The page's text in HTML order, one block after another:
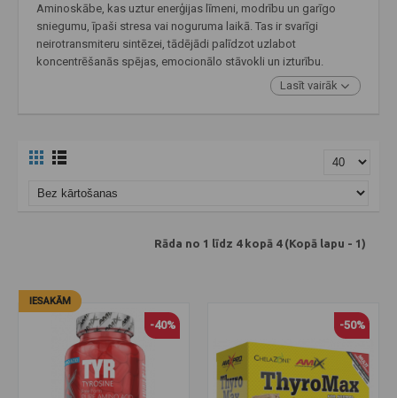
Aminoskābe, kas uztur enerģijas līmeni, modrību un garīgo
sniegumu, īpaši stresa vai noguruma laikā. Tas ir svarīgi
neirotransmiteru sintēzei, tādējādi palīdzot uzlabot
koncentrēšanās spējas, emocionālo stāvokli un izturību.
Lasīt vairāk
Rāda no 1 līdz 4 kopā 4 (Kopā lapu - 1)
IESAKĀM
-40% -50%